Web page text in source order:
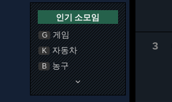
인기 소모임
G 게임
K 자동차
B 농구
keyboard_arrow_down
3